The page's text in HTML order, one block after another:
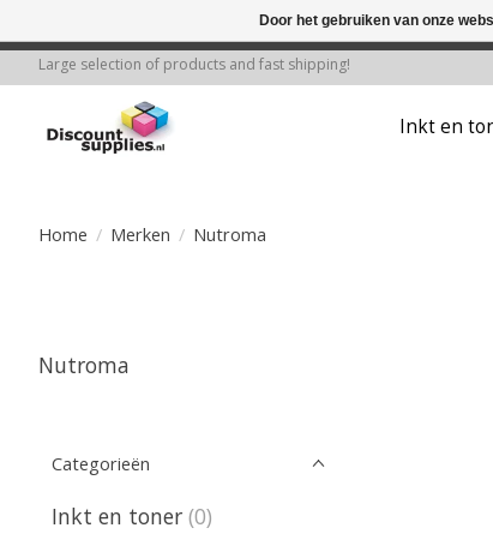
Large selection of products and fast shipping!
Inkt en
Home / Merken / Nutroma
Nutroma
Categorieën
Inkt en toner (0)
Door het gebruiken van onze
← Keer terug naar de backoffice